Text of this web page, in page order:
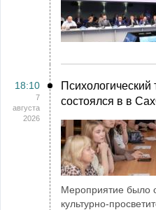
18:10
7
августа
2026
Психологический
состоялся в в
Мероприятие было
культурно-